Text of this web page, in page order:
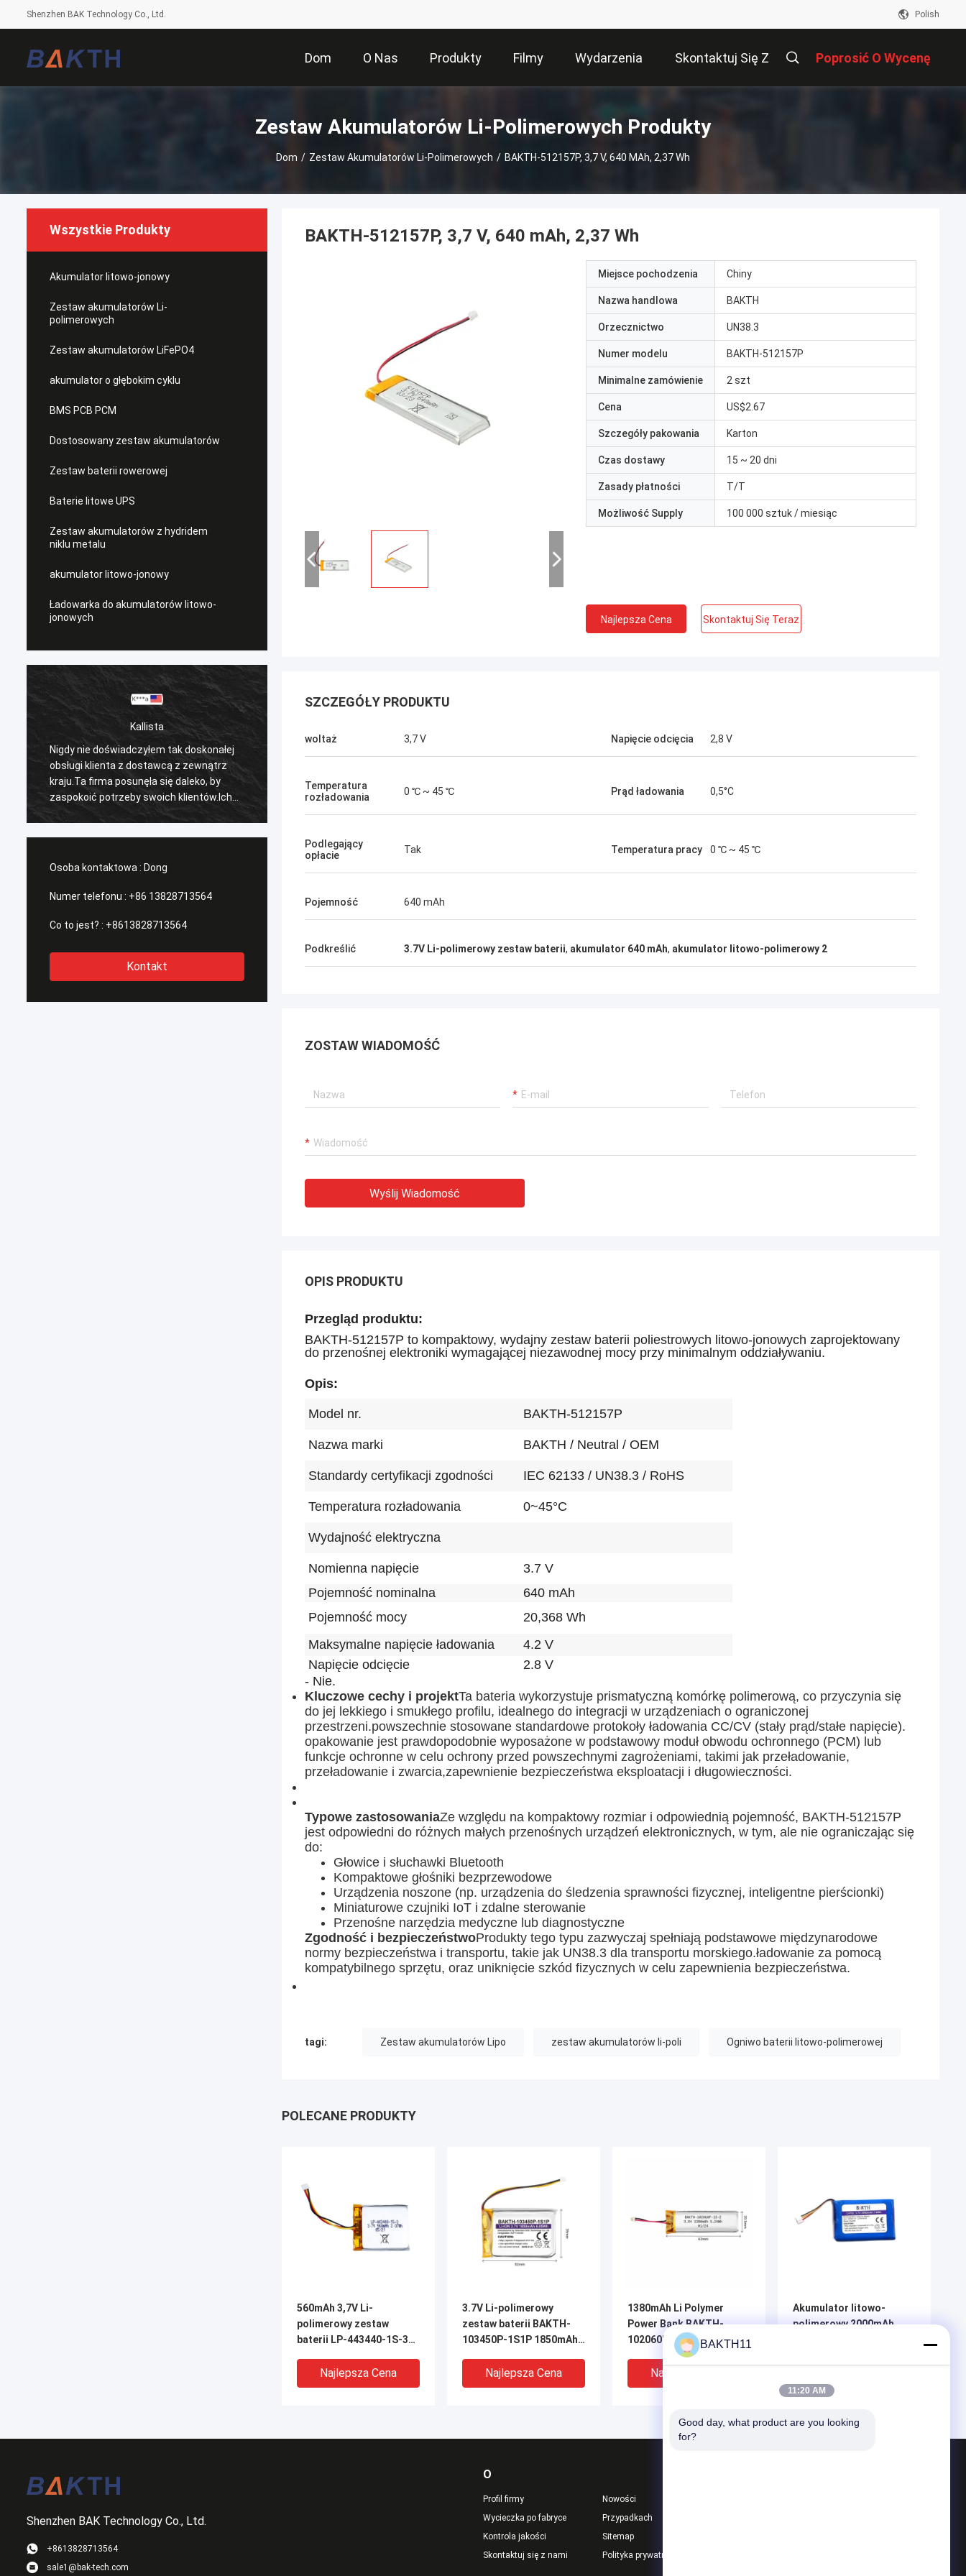
Shenzhen BAK Technology Co., Ltd. Polish
Dom O Nas Produkty Filmy Wydarzenia Skontaktuj Się Z Poprosić O Wycenę
Zestaw Akumulatorów Li-Polimerowych Produkty
Dom / Zestaw Akumulatorów Li-Polimerowych / BAKTH-512157P, 3,7 V, 640 MAh, 2,37 Wh
Wszystkie Produkty
Akumulator litowo-jonowy
Zestaw akumulatorów Li-
polimerowych
Zestaw akumulatorów LiFePO4
akumulator o głębokim cyklu
BMS PCB PCM
Dostosowany zestaw akumulatorów
Zestaw baterii rowerowej
Baterie litowe UPS
Zestaw akumulatorów z hydridem
niklu metalu
akumulator litowo-jonowy
Ładowarka do akumulatorów litowo-
jonowych
Kallista
Nigdy nie doświadczyłem tak doskonałej
obsługi klienta z dostawcą z zewnątrz
kraju.Ta firma posunęła się daleko, by
zaspokoić potrzeby swoich klientów.Ich
czas reakcji na wszystkie moje obawy
Osoba kontaktowa : Dong
Numer telefonu : +86 13828713564
Co to jest? : +8613828713564
Kontakt
BAKTH-512157P, 3,7 V, 640 mAh, 2,37 Wh
Miejsce pochodzenia Chiny
Nazwa handlowa BAKTH
Orzecznictwo UN38.3
Numer modelu BAKTH-512157P
Minimalne zamówienie 2 szt
Cena US$2.67
Szczegóły pakowania Karton
Czas dostawy 15 ~ 20 dni
Zasady płatności T/T
Możliwość Supply 100 000 sztuk / miesiąc
Najlepsza Cena Skontaktuj Się Teraz
SZCZEGÓŁY PRODUKTU
woltaż 3,7 V Napięcie odcięcia 2,8 V
Temperatura
rozładowania
0 ℃ ~ 45 ℃ Prąd ładowania 0,5°C
Podlegający
opłacie
Tak Temperatura pracy 0 ℃ ~ 45 ℃
Pojemność 640 mAh
Podkreślić 3.7V Li-polimerowy zestaw baterii, akumulator 640 mAh, akumulator litowo-polimerowy 2
ZOSTAW WIADOMOŚĆ
Wyślij Wiadomość
OPIS PRODUKTU
Przegląd produktu:
BAKTH-512157P to kompaktowy, wydajny zestaw baterii poliestrowych litowo-jonowych zaprojektowany
do przenośnej elektroniki wymagającej niezawodnej mocy przy minimalnym oddziaływaniu.
Opis:
Model nr. BAKTH-512157P
Nazwa marki BAKTH / Neutral / OEM
Standardy certyfikacji zgodności IEC 62133 / UN38.3 / RoHS
Temperatura rozładowania 0~45°C
Wydajność elektryczna
Nomienna napięcie
3.7 V
Pojemność nominalna
640 mAh
Pojemność mocy
20,368 Wh
Maksymalne napięcie ładowania
4.2 V
Napięcie odcięcie
2.8 V
- Nie.
Kluczowe cechy i projektTa bateria wykorzystuje prismatyczną komórkę polimerową, co przyczynia się
do jej lekkiego i smukłego profilu, idealnego do integracji w urządzeniach o ograniczonej
przestrzeni.powszechnie stosowane standardowe protokoły ładowania CC/CV (stały prąd/stałe napięcie).
opakowanie jest prawdopodobnie wyposażone w podstawowy moduł obwodu ochronnego (PCM) lub
funkcje ochronne w celu ochrony przed powszechnymi zagrożeniami, takimi jak przeładowanie,
przeładowanie i zwarcia,zapewnienie bezpieczeństwa eksploatacji i długowieczności.
Typowe zastosowaniaZe względu na kompaktowy rozmiar i odpowiednią pojemność, BAKTH-512157P
jest odpowiedni do różnych małych przenośnych urządzeń elektronicznych, w tym, ale nie ograniczając się
do:
Głowice i słuchawki Bluetooth
Kompaktowe głośniki bezprzewodowe
Urządzenia noszone (np. urządzenia do śledzenia sprawności fizycznej, inteligentne pierścionki)
Miniaturowe czujniki IoT i zdalne sterowanie
Przenośne narzędzia medyczne lub diagnostyczne
Zgodność i bezpieczeństwoProdukty tego typu zazwyczaj spełniają podstawowe międzynarodowe
normy bezpieczeństwa i transportu, takie jak UN38.3 dla transportu morskiego.ładowanie za pomocą
kompatybilnego sprzętu, oraz uniknięcie szkód fizycznych w celu zapewnienia bezpieczeństwa.
tagi: Zestaw akumulatorów Lipo zestaw akumulatorów li-poli Ogniwo baterii litowo-polimerowej
POLECANE PRODUKTY
560mAh 3,7V Li-
polimerowy zestaw
baterii LP-443440-1S-3M
elektrycznych
Najlepsza Cena
3.7V Li-polimerowy
zestaw baterii BAKTH-
103450P-1S1P 1850mAh
akumulatorów
Najlepsza Cena
1380mAh Li Polymer
Power Bank BAKTH-
102060P-1S-2 Oem Do
Przenośnego Przyrządu
Pomiarowego
Najlepsza Cena
Akumulator litowo-
polimerowy 2000mAh
Shenzhen BAK Technology Co., Ltd.
+8613828713564
sale1@bak-tech.com
O
Profil firmy
Wycieczka po fabryce
Kontrola jakości
Skontaktuj się z nami
Nowości
Przypadkach
Sitemap
Polityka prywatności
BAKTH11
11:20 AM
Good day, what product are you looking
for?